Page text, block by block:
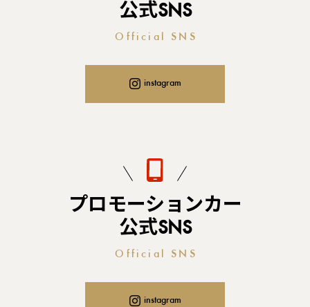
公式SNS
Official SNS
instagram
プロモーションカー
公式SNS
Official SNS
instagram